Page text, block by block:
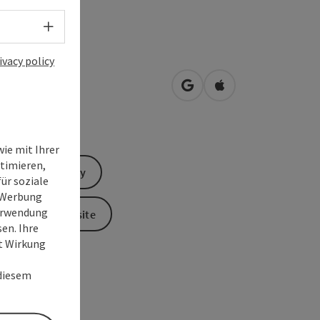
open in Google Maps
Open in Apple
Send inquiry
To the website
Select language - Open menu
policy
mit Ihrer
soziale
Ihre
Wirkung